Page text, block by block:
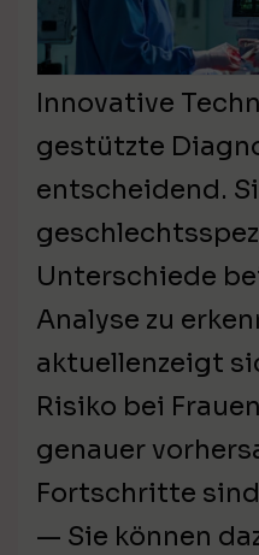
Innovative
gestützte
entscheidend.
Unterschiede
Analyse zu
aktuellenzeigt
Risiko bei
genauer
Fortschritte
— Sie können